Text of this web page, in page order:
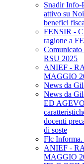
Snadir Info-
attivo su
benefici
FENSIR -
ragione a
RSU 2025
ANIEF -
MAGGIO
News da
News da
ED
docenti
di soste
Flc Informa.
ANIEF -
MAGGIO